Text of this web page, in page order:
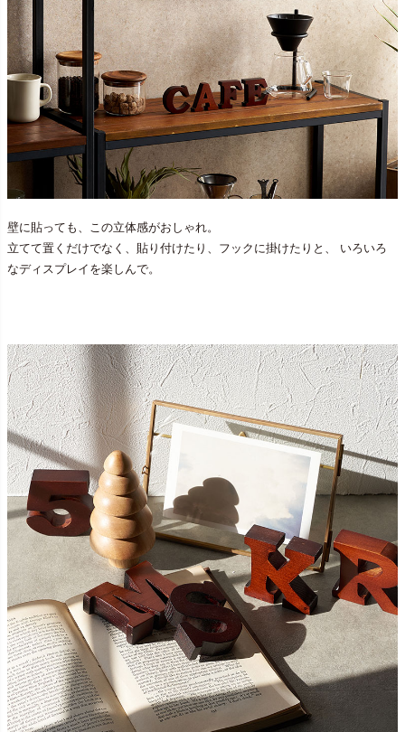
壁に貼っても、この立体感がおしゃれ。
立てて置くだけでなく、貼り付けたり、フックに掛けたりと、 いろいろ
なディスプレイを楽しんで。